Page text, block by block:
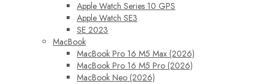
Apple Watch Series 10 GPS
Apple Watch SE3
SE 2023
MacBook
MacBook Pro 16 M5 Max (2026)
MacBook Pro 16 M5 Pro (2026)
MacBook Neo (2026)